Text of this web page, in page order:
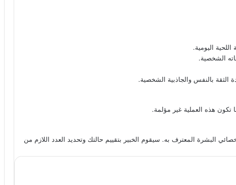
اليومية.
الشخصية.
بالنفس والجاذبية الشخصية.
هذه العملية غير مؤلمة.
البشرة المعترف به. سيقوم الخبير بتقييم حالتك وتحديد العدد اللازم من